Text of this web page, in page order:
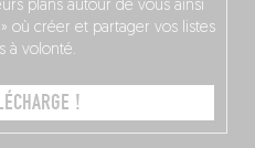
plans autour de vous ainsi
où créer et partager vos listes
à volonté.
!